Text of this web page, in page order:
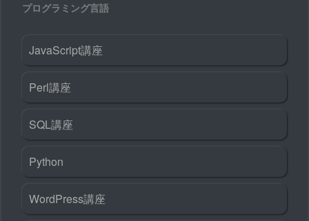
プログラミング言語
JavaScript講座
Perl講座
SQL講座
Python
WordPress講座